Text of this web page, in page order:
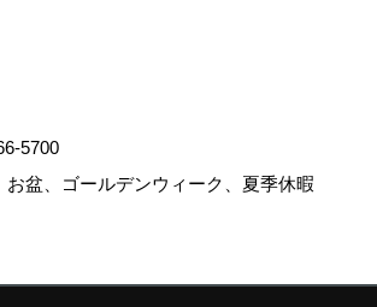
5700
盆、ゴールデンウィーク、夏季休暇